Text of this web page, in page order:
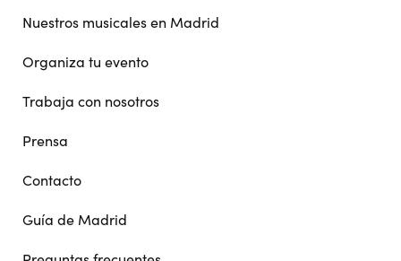
Nuestros musicales en Madrid
Organiza tu evento
Trabaja con nosotros
Prensa
Contacto
Guía de Madrid